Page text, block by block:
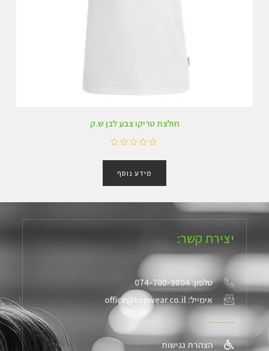
חולצת טריקו צבע לבן ש.ק
מ
ו
מידע נוסף
יצירת קשר:
טלפון: 074-700-9804
אימייל: office@topwear.co.il
הצהרת נגישות